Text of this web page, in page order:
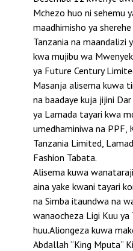
Mchezo huo ni sehemu
maadhimisho ya
Tanzania na maandalizi
kwa mujibu wa
ya Future Century
Masanja alisema kuwa
na baadaye kuja jijini
ya Lamada tayari kwa
umedhaminiwa na PPF,
Tanzania Limited,
Fashion Tabata.
Alisema kuwa
aina yake kwani tayari
na Simba itaundwa na
wanaocheza Ligi Kuu ya
huu.Aliongeza kuwa
Abdallah “King Mputa”